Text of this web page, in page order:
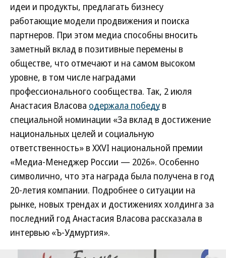
идеи и продукты, предлагать бизнесу
работающие модели продвижения и поиска
партнеров. При этом медиа способны вносить
заметный вклад в позитивные перемены в
обществе, что отмечают и на самом высоком
уровне, в том числе наградами
профессионального сообщества. Так, 2 июля
Анастасия Власова одержала победу в
специальной номинации «За вклад в достижение
национальных целей и социальную
ответственность» в XXVI национальной премии
«Медиа-Менеджер России — 2026». Особенно
символично, что эта награда была получена в год
20-летия компании. Подробнее о ситуации на
рынке, новых трендах и достижениях холдинга за
последний год Анастасия Власова рассказала в
интервью «Ъ-Удмуртия».